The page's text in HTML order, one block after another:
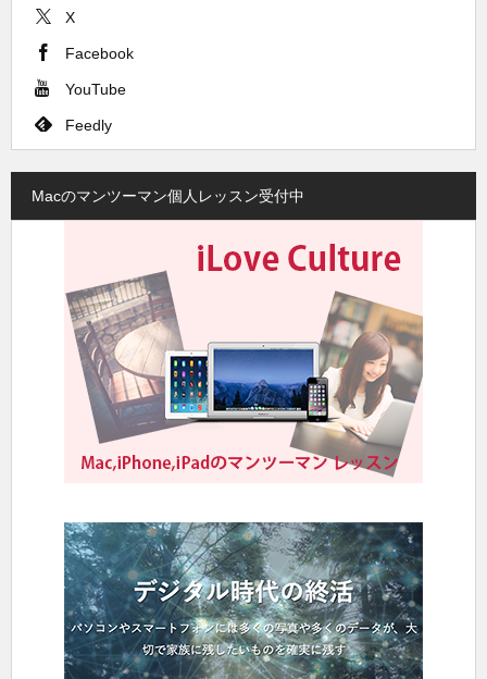
X
Facebook
YouTube
Feedly
Macのマンツーマン個人レッスン受付中